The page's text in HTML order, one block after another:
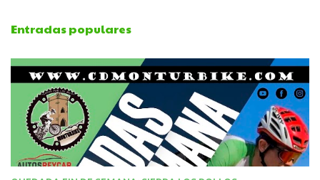
t
a
r
i
Entradas populares